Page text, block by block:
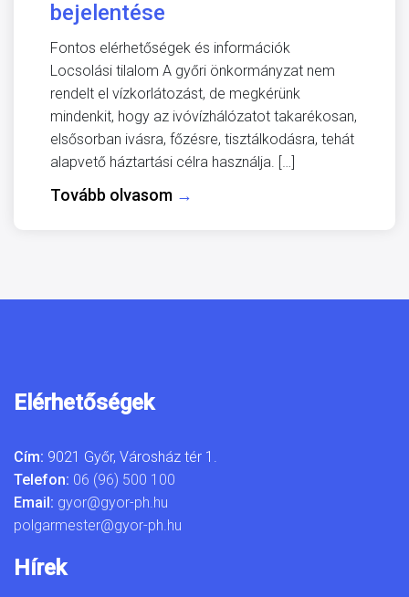
bejelentése
Fontos elérhetőségek és információk
Locsolási tilalom A győri önkormányzat nem
rendelt el vízkorlátozást, de megkérünk
mindenkit, hogy az ivóvízhálózatot takarékosan,
elsősorban ivásra, főzésre, tisztálkodásra, tehát
alapvető háztartási célra használja. […]
Tovább olvasom →
Elérhetőségek
Cím: 9021 Győr, Városház tér 1.
Telefon: 06 (96) 500 100
Email: gyor@gyor-ph.hu
polgarmester@gyor-ph.hu
Hírek